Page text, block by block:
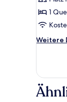
mit
Bad
1
Weitere
Weitere
mit
Bad